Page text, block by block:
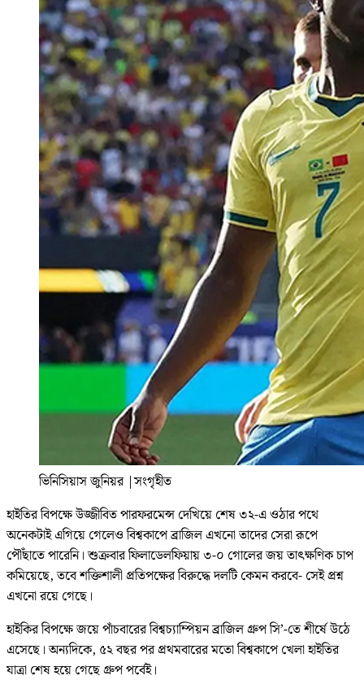
ভিনিসিয়াস জুনিয়র |সংগৃহীত
হাইতির বিপক্ষে উজ্জীবিত পারফরমেন্স দেখিয়ে শেষ ৩২-এ ওঠার পথে
অনেকটাই এগিয়ে গেলেও বিশ্বকাপে ব্রাজিল এখনো তাদের সেরা রূপে
পৌঁছাতে পারেনি। শুক্রবার ফিলাডেলফিয়ায় ৩-০ গোলের জয় তাৎক্ষণিক চাপ
কমিয়েছে, তবে শক্তিশালী প্রতিপক্ষের বিরুদ্ধে দলটি কেমন করবে- সেই প্রশ্ন
এখনো রয়ে গেছে।
হাইকির বিপক্ষে জয়ে পাঁচবারের বিশ্বচ্যাম্পিয়ন ব্রাজিল গ্রুপ সি’-তে শীর্ষে উঠে
এসেছে। অন্যদিকে, ৫২ বছর পর প্রথমবারের মতো বিশ্বকাপে খেলা হাইতির
যাত্রা শেষ হয়ে গেছে গ্রুপ পর্বেই।